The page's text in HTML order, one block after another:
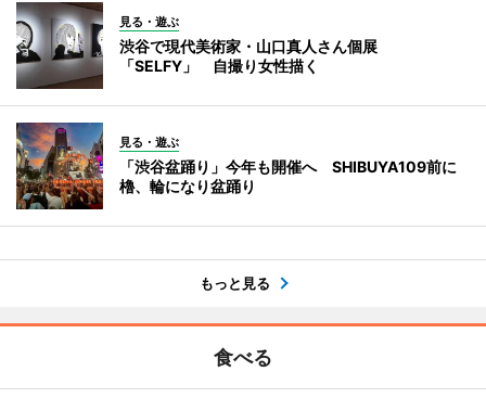
見る・遊ぶ
渋谷で現代美術家・山口真人さん個展
「SELFY」 自撮り女性描く
見る・遊ぶ
「渋谷盆踊り」今年も開催へ SHIBUYA109前に
櫓、輪になり盆踊り
もっと見る
食べる